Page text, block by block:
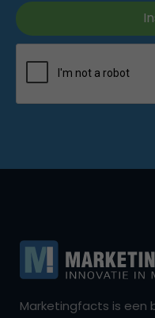
Marketingfacts is een